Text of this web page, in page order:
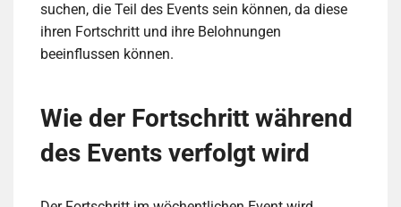
suchen, die Teil des Events sein können, da diese
ihren Fortschritt und ihre Belohnungen
beeinflussen können.
Wie der Fortschritt während
des Events verfolgt wird